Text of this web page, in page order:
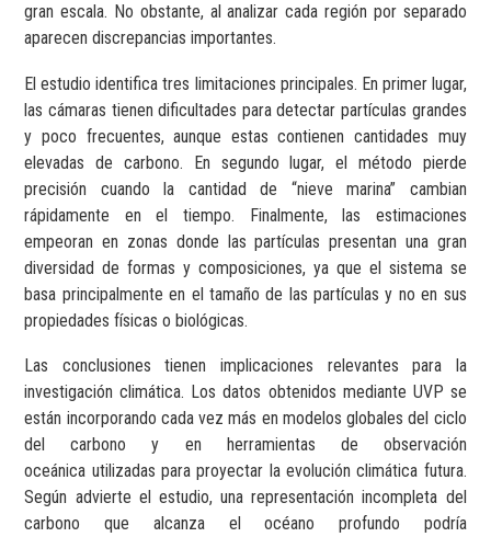
gran escala. No obstante, al analizar cada región por separado
aparecen discrepancias importantes.
El estudio identifica tres limitaciones principales. En primer lugar,
las cámaras tienen dificultades para detectar partículas grandes
y poco frecuentes, aunque estas contienen cantidades muy
elevadas de carbono. En segundo lugar, el método pierde
precisión cuando la cantidad de “nieve marina” cambian
rápidamente en el tiempo. Finalmente, las estimaciones
empeoran en zonas donde las partículas presentan una gran
diversidad de formas y composiciones, ya que el sistema se
basa principalmente en el tamaño de las partículas y no en sus
propiedades físicas o biológicas.
Las conclusiones tienen implicaciones relevantes para la
investigación climática. Los datos obtenidos mediante UVP se
están incorporando cada vez más en modelos globales del ciclo
del carbono y en herramientas de observación
oceánica utilizadas para proyectar la evolución climática futura.
Según advierte el estudio, una representación incompleta del
carbono que alcanza el océano profundo podría